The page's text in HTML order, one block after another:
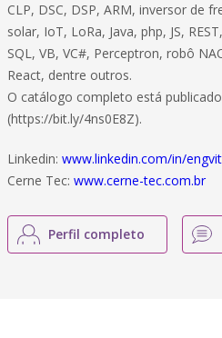
CLP, DSC, DSP, ARM, inversor de
solar, IoT, LoRa, Java, php, JS,
SQL, VB, VC#, Perceptron, robô
React, dentre outros.
O catálogo completo está
(https://bit.ly/4ns0E8Z).
Linkedin: www.linkedin.com/in/
Cerne Tec: www.cerne-tec.com.br
Perfil completo